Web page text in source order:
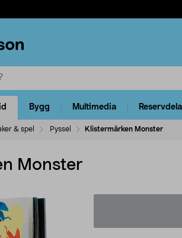
Bygg Multimedia
& spel Pyssel Klistermärken Monster
Monster